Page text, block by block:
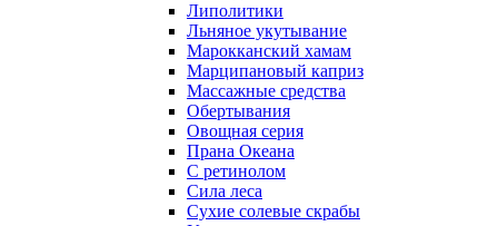
Липолитики
Льняное укутывание
Марокканский хамам
Марципановый каприз
Массажные средства
Обертывания
Овощная серия
Прана Океана
С ретинолом
Сила леса
Сухие солевые скрабы